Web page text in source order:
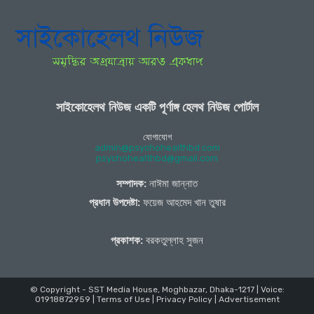
সাইকোহেলথ নিউজ একটি পূর্ণাঙ্গ হেলথ নিউজ পোর্টাল
যোগাযোগ
admin@psychohealthbd.com
psychohealthbd@gmail.com
সম্পাদক: নাঈমা জান্নাত
প্রধান উপদেষ্টা:ফয়েজ আহমেদ খান তুষার
প্রকাশক: বরকতুল্লাহ সুজন
© Copyright - SST Media House, Moghbazar, Dhaka-1217 | Voice:
01918872959 | Terms of Use| Privacy Policy| Advertisement